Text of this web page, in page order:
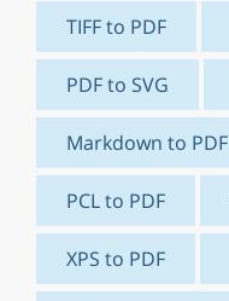
TIFF to PDF
PDF to SVG
Markdown to PDF
PCL to PDF
XPS to PDF